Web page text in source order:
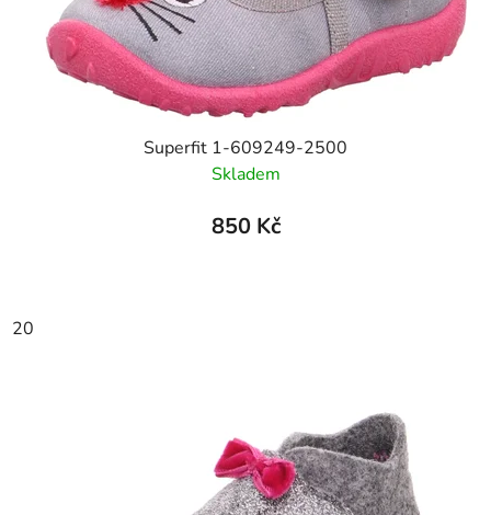
Superfit 1-609249-2500
Skladem
850 Kč
20